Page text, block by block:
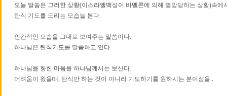
오늘 말씀은 그러한 상황(이스라엘백성이 바벨론에 의해 멸망당하는 상황)속에
탄식 기도를 드리는 모습늘 본다.
인간적인 모습을 그대로 보여주는 말씀이다.
하나님은 탄식기도를 말씀하고 있다.
하나님을 향한 마음을 하나님께서는 보신다.
어려움이 왔을때, 탄식만 하는 것이 아니라 기도하기를 원하시는 분이심을..